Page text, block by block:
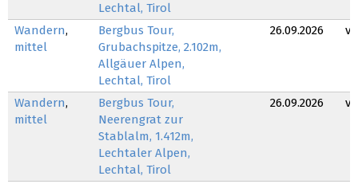
Lechtal, Tirol
Wandern,
mittel
Bergbus Tour,
Grubachspitze, 2.102m,
Allgäuer Alpen,
Lechtal, Tirol
26.09.2026
Wandern,
mittel
Bergbus Tour,
Neerengrat zur
Stablalm, 1.412m,
Lechtaler Alpen,
Lechtal, Tirol
26.09.2026